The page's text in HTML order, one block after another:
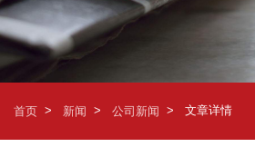
首页 > 新闻 > 公司新闻 > 文章详情